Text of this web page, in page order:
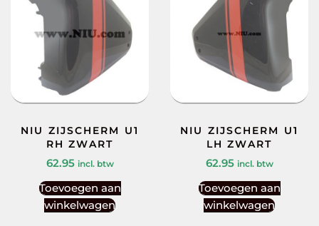
NIU ZIJSCHERM U1
RH ZWART
62.95 incl. btw
Toevoegen aan
winkelwagen
NIU ZIJSCHERM U1
LH ZWART
62.95 incl. btw
Toevoegen aan
winkelwagen